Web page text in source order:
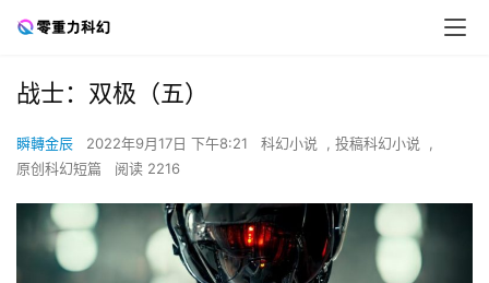
战士：双极（五）
瞬轉金辰 2022年9月17日 下午8:21 科幻小说 , 投稿科幻小说
,
原创科幻短篇
阅读 2216